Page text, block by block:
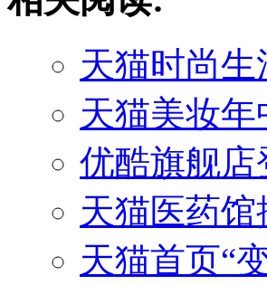
天猫时尚生
天猫美妆
优酷旗舰店
天猫医药
天猫首页“